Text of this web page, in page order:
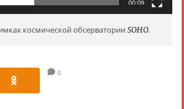
е
р
00:09
космической обсерватории SOHO.
0